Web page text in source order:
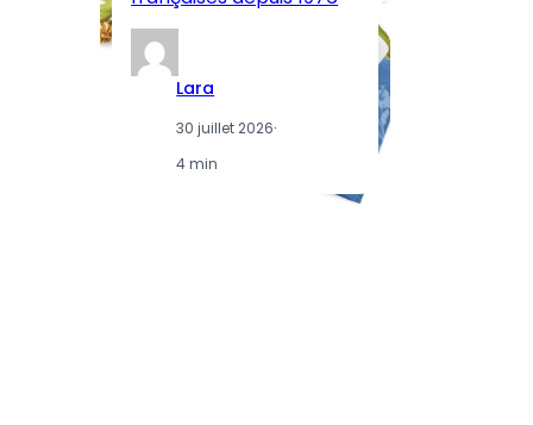
Lara
30 juillet 2026·
4 min